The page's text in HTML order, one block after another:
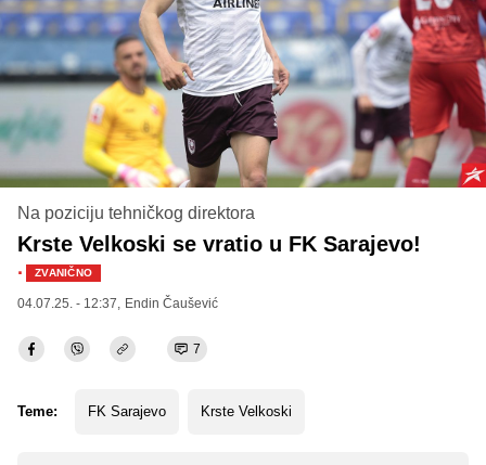
Na poziciju tehničkog direktora
Krste Velkoski se vratio u FK Sarajevo!
· ZVANIČNO
04.07.25. - 12:37, Endin Čaušević
7
Teme: FK Sarajevo Krste Velkoski